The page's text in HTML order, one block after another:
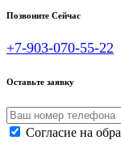
Позвоните Сейчас
+7-903-070-55-22
Оставьте заявку
Согласие на